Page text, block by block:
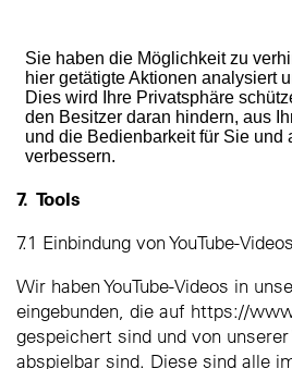
7. Tools
7.1 Einbindung von YouTube-Videos
Wir haben YouTube-Videos in
eingebunden, die auf https://
gespeichert sind und von
abspielbar sind. Diese sind alle